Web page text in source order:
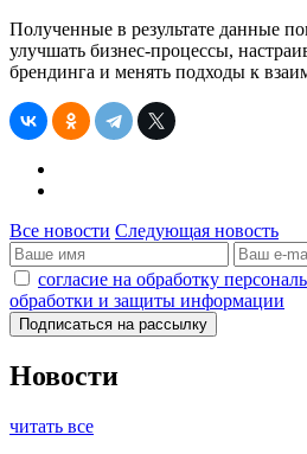
Полученные в результате данные
улучшать бизнес-процессы,
брендинга и менять подходы к
Все новости Следующая новость
согласие на обработку
обработки и защиты информации
Новости
читать все